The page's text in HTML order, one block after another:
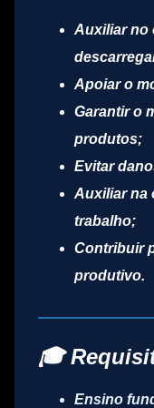
Auxiliar no
Apoiar o
Garantir o
produtos;
Evitar
Auxiliar na
trabalho;
Contribuir
produtivo.
🎓
Ensino